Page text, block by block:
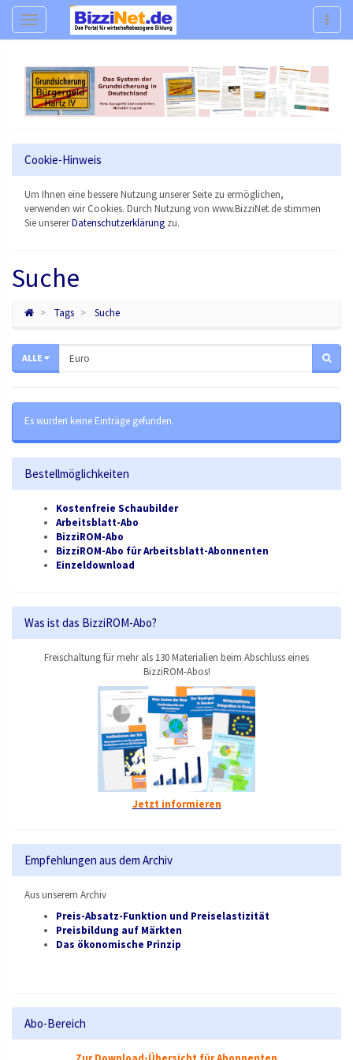
Navigation
Cookie-Hinweis
Um Ihnen eine bessere Nutzung unserer Seite zu ermöglichen,
verwenden wir Cookies. Durch Nutzung von www.BizziNet.de stimmen
Sie unsererDatenschutzerklärung zu.
Suche
Tags Suche
ALLE
Es wurden keine Einträge gefunden.
Bestellmöglichkeiten
Kostenfreie Schaubilder
Arbeitsblatt-Abo
BizziROM-Abo
BizziROM-Abo für Arbeitsblatt-Abonnenten
Einzeldownload
Was ist das BizziROM-Abo?
Freischaltung für mehr als 130 Materialien beim Abschluss eines
BizziROM-Abos!
Jetzt informieren
Empfehlungen aus dem Archiv
Aus unserem Archiv
Preis-Absatz-Funktion und Preiselastizität
Preisbildung auf Märkten
Das ökonomische Prinzip
Abo-Bereich